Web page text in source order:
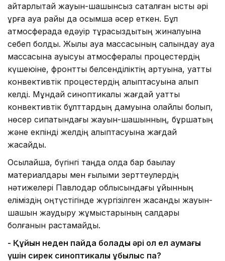
айтарлықтай жауын-шашынсыз сақталған ыстық әрі
құрғақ ауа райы да қосымша әсер еткен. Бұл
атмосферада едәуір тұрақсыздықтың жиналуына
себеп болды. Жылы ауа массасының салқындау ауа
массасына ауысуы атмосфералық процестердің
күшеюіне, фронттық белсенділіктің артуына, қуатты
конвективтік процестердің қалыптасуына алып
келді. Мұндай синоптикалық жағдай қуатты
конвективтік бұлттардың дамуына қолайлы болып,
нөсер сипатындағы жауын-шашынның, бұршақтың
және екпінді желдің қалыптасуына жағдай
жасайды.
Осылайша, бүгінгі таңда қолда бар бақылау
материалдары мен ғылыми зерттеулердің
нәтижелері Павлодар облысындағы құйынның
еліміздің оңтүстігінде жүргізілген жасанды жауын-
шашын жаудыру жұмыстарының салдары
болғанын растамайды.
- Құйын неден пайда болады әрі ол ел аумағы
үшін сирек синоптикалық құбылыс па?